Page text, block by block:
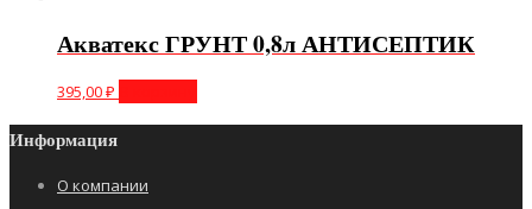
Акватекс ГРУНТ 0,8л АНТИСЕПТИК
395,00₽
Информация
О компании